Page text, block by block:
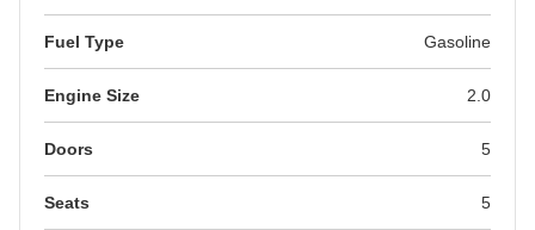
Fuel Type Gasoline
Engine Size 2.0
Doors 5
Seats 5